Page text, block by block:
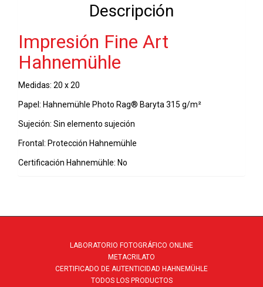
12-
cantidad
Descripción
Impresión Fine Art
Hahnemühle
Medidas: 20 x 20
Papel: Hahnemühle Photo Rag® Baryta 315 g/m²
Sujeción: Sin elemento sujeción
Frontal: Protección Hahnemühle
Certificación Hahnemühle: No
LABORATORIO FOTOGRÁFICO ONLINE
METACRILATO
CERTIFICADO DE AUTENTICIDAD HAHNEMÜHLE
TODOS LOS PRODUCTOS